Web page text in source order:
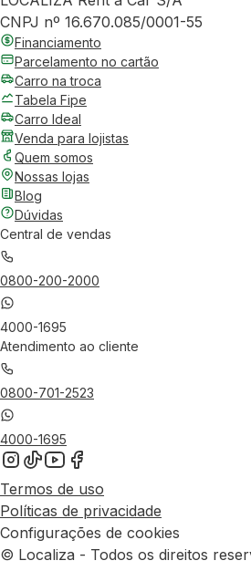
CNPJ nº 16.670.085/0001-55
Financiamento
Parcelamento no cartão
Carro na troca
Tabela Fipe
Carro Ideal
Venda para lojistas
Quem somos
Nossas lojas
Blog
Dúvidas
Central de vendas
0800-200-2000
4000-1695
Atendimento ao cliente
0800-701-2523
4000-1695
Termos de uso
Políticas de privacidade
Configurações de cookies
© Localiza - Todos os direitos